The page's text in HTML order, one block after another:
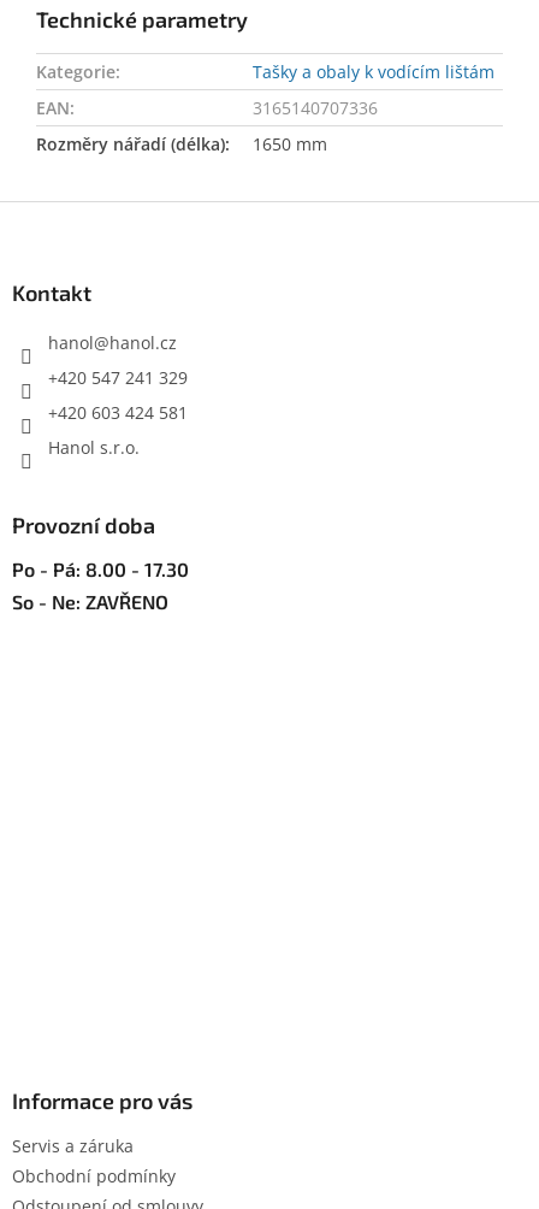
Technické parametry
Kategorie:
Tašky a obaly k vodícím lištám
EAN:
3165140707336
Rozměry nářadí (délka): 1650 mm
Kontakt
hanol@hanol.cz
+420 547 241 329
+420 603 424 581
Hanol s.r.o.
Provozní doba
Po - Pá: 8.00 - 17.30
So - Ne: ZAVŘENO
Informace pro vás
Servis a záruka
Obchodní podmínky